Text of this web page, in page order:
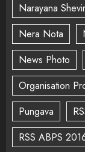
Narayana
Nera Nota
News Photo
Organisation
Pungava
RSS ABPS